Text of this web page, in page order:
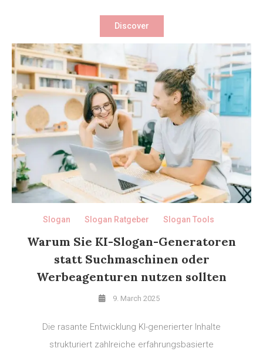
Discover
Slogan Slogan Ratgeber Slogan Tools
Warum Sie KI-Slogan-Generatoren
statt Suchmaschinen oder
Werbeagenturen nutzen sollten
9. March 2025
Die rasante Entwicklung KI-generierter Inhalte
strukturiert zahlreiche erfahrungsbasierte